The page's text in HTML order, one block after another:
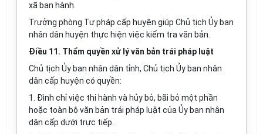
xã ban hành.
Trưởng phòng Tư pháp cấp huyện giúp Chủ tịch Ủy ban
nhân dân huyện thực hiện việc kiểm tra văn bản.
Điều 11. Thẩm quyền xử lý văn bản trái pháp luật
Chủ tịch Ủy ban nhân dân tỉnh, Chủ tịch Ủy ban nhân
dân cấp huyện có quyền:
1. Đình chỉ việc thi hành và hủy bỏ, bãi bỏ một phần
hoặc toàn bộ văn bản trái pháp luật của Ủy ban nhân
dân cấp dưới trực tiếp.